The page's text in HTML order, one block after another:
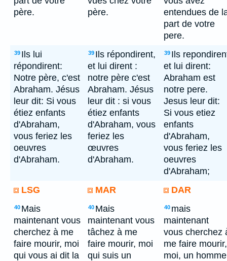
père.
père.
entendues de
part de votre
pere.
39 Ils lui
répondirent:
Notre père, c'est
Abraham. Jésus
leur dit: Si vous
étiez enfants
d'Abraham,
vous feriez les
oeuvres
d'Abraham.
39 Ils répondirent,
et lui dirent :
notre père c'est
Abraham. Jésus
leur dit : si vous
étiez enfants
d'Abraham, vous
feriez les
œuvres
d'Abraham.
39 Ils
et lui dirent:
Abraham est
notre pere.
Jesus leur dit:
Si vous etiez
enfants
d'Abraham,
vous feriez les
oeuvres
d'Abraham;
LSG
MAR DAR
40 Mais
maintenant vous
cherchez à me
faire mourir, moi
qui vous ai dit la
40 Mais
maintenant vous
tâchez à me
faire mourir, moi
qui suis un
40 mais
maintenant
vous cherchez
me faire mourir,
moi, un homme